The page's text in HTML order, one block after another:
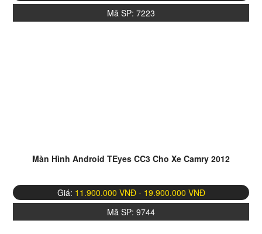
Mã SP: 7223
Màn Hình Android TEyes CC3 Cho Xe Camry 2012
Giá: 11.900.000 VNĐ - 19.900.000 VNĐ
Mã SP: 9744